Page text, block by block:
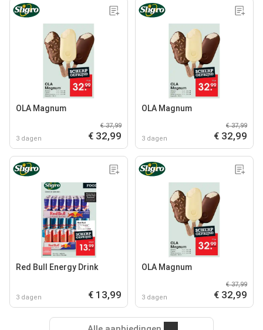
OLA Magnum
3 dagen
€ 37,99
€ 32,99
OLA Magnum
3 dagen
€ 37,99
€ 32,99
Red Bull Energy Drink
3 dagen € 13,99
OLA Magnum
3 dagen
€ 37,99
€ 32,99